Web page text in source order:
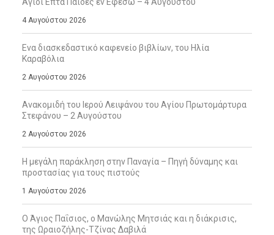
4 Αυγούστου 2026
Ενα διασκεδαστικό καφενείο βιβλίων, του Ηλία
Καραβόλια
2 Αυγούστου 2026
Ανακομιδή του Ιερού Λειψάνου του Αγίου Πρωτομάρτυρα
Στεφάνου – 2 Αυγούστου
2 Αυγούστου 2026
Η μεγάλη παράκληση στην Παναγία – Πηγή δύναμης και
προστασίας για τους πιστούς
1 Αυγούστου 2026
Ο Άγιος Παΐσιος, ο Μανώλης Μητσιάς και η διάκρισις,
της Ωραιοζήλης-Τζίνας Δαβιλά